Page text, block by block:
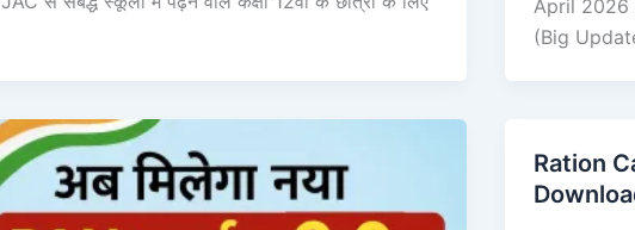
April 2026
(Big
Ration